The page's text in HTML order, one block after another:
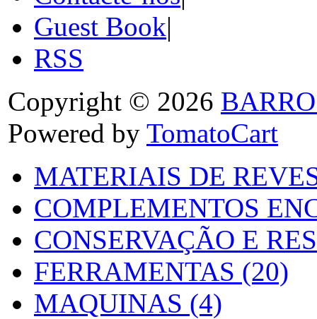
Guest Book|
RSS
Copyright © 2026
Powered by TomatoCart
MATERIAIS DE
COMPLEMENTOS
CONSERVAÇÃO E
FERRAMENTAS (20)
MAQUINAS (4)